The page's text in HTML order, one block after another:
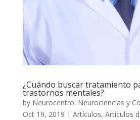
¿Cuándo buscar tratamiento
trastornos mentales?
by Neurocentro. Neurociencias y
Oct 19, 2019 | Artículos, Artículos